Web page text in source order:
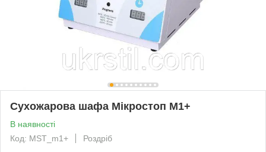
Сухожарова шафа Мікростоп М1+
В наявності
Код: MST_m1+
Роздріб